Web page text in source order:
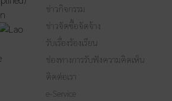
ข่าวกิจกรรม
ข่าวจัดซื้อจัดจ้าง
รับเรื่องร้องเรียน
ช่องทางการรับฟังความคิดเห็น
ติดต่อเรา
e-Service